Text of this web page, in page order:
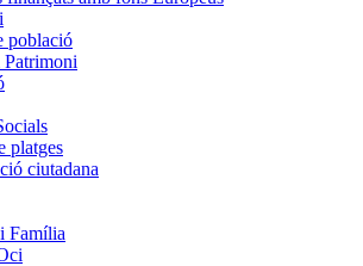
població
platges
ciutadana
Família